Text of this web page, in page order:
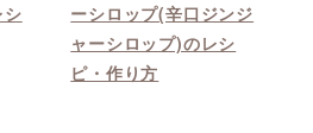
ーシロップ(辛口ジンジ
ャーシロップ)のレシ
ピ・作り方